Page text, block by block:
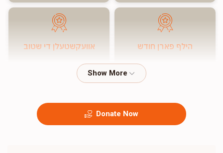
הילף פארן חודש אוועקשטעלן די שטוב
Donate Now